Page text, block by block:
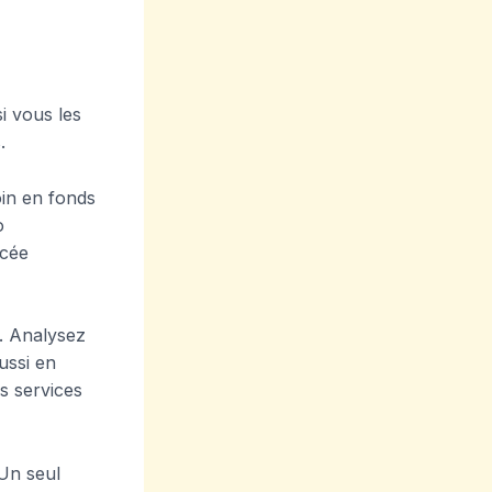
vous les
en fonds
Analysez
en
services
seul